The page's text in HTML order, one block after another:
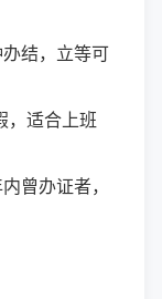
结，立等可
，适合上班
曾办证者，